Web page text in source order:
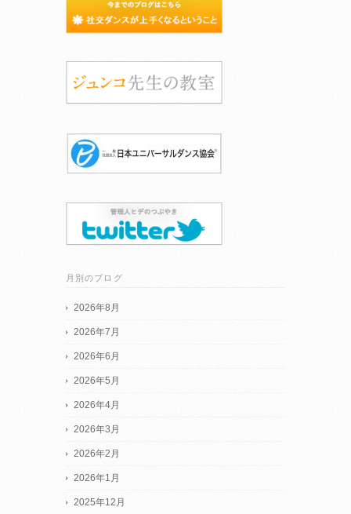
月別のブログ
2026年8月
2026年7月
2026年6月
2026年5月
2026年4月
2026年3月
2026年2月
2026年1月
2025年12月